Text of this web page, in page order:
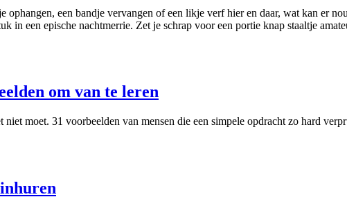
een bandje vervangen of een likje verf hier en daar, wat kan er
in een epische nachtmerrie. Zet je schrap voor een portie knap staaltje
om van te leren
moet. 31 voorbeelden van mensen die een simpele opdracht zo hard